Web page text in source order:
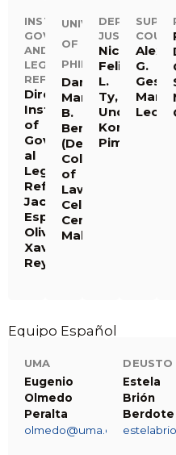
INSTITUTE
GOVERNMENT
AND
LEGAL
REFORM
Director
Institute
of
Governance
al
Legal
Reform,
Jackie
Espenilla,
Oliver
Xavier
Reyes
UNIVERSITY
OF
PHILIPPINES
Darlene
Marie
B.
Berberabe
(Dean
College
of
Law)
Celeste
Cembrano-
Mallari
JUSTICE
Nicholas
Felix
L.
Ty,
Korina
Pimentel
G.
Equipo Español
UMA
Eugenio
Olmedo
Peralta
olmedo@uma.es
DEUSTO
Estela
Brión
Berdote